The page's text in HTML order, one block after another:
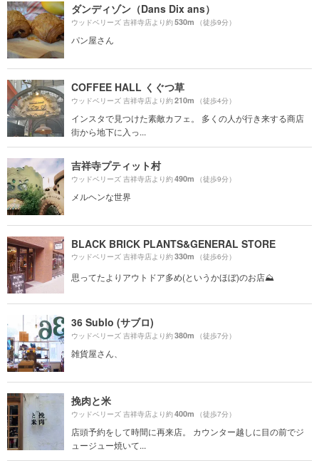
ダンディゾン（Dans Dix ans）
ウッドベリーズ 吉祥寺店より約530m （徒歩9分）
パン屋さん
COFFEE HALL くぐつ草
ウッドベリーズ 吉祥寺店より約210m （徒歩4分）
インスタで見つけた素敵カフェ。 多くの人が行き来する商店
街から地下に入っ...
吉祥寺プティット村
ウッドベリーズ 吉祥寺店より約490m （徒歩9分）
メルヘンな世界
BLACK BRICK PLANTS&GENERAL STORE
ウッドベリーズ 吉祥寺店より約330m （徒歩6分）
思ってたよりアウトドア多め(というかほぼ)のお店⛰
36 Sublo (サブロ)
ウッドベリーズ 吉祥寺店より約380m （徒歩7分）
雑貨屋さん、
挽肉と米
ウッドベリーズ 吉祥寺店より約400m （徒歩7分）
店頭予約をして時間に再来店。 カウンター越しに目の前でジ
ュージュー焼いて...